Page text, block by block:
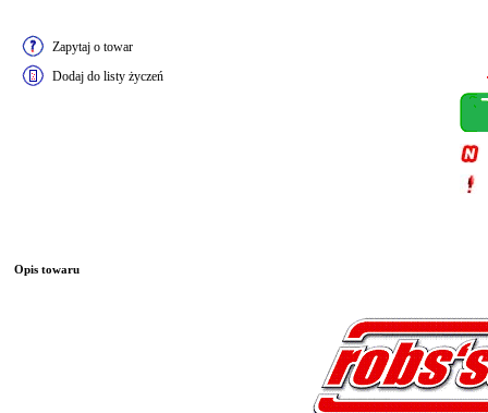
Zapytaj o towar
Dodaj do listy życzeń
Opis towaru